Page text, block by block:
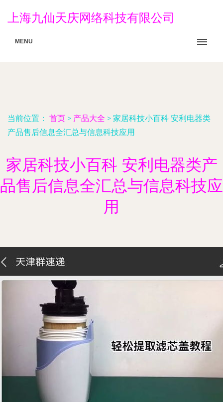
上海九仙天庆网络科技有限公司
MENU
当前位置： 首页 > 产品大全 > 家居科技小百科 安利电器类
产品售后信息全汇总与信息科技应用
家居科技小百科 安利电器类产
品售后信息全汇总与信息科技应
用